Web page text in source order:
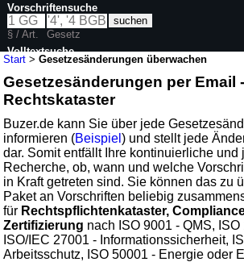
Start >Gesetzesänderungen überwachen
Gesetzesänderungen per Email
Rechtskataster
Buzer.de kann Sie über jede
informieren (Beispiel) und stellt jede
dar. Somit entfällt Ihre kontinuierliche
Recherche, ob, wann und welche
in Kraft getreten sind. Sie können das zu
Paket an Vorschriften beliebig
für Rechtspflichtenkataster,
Zertifizierung nach ISO 9001 - QMS,
ISO/IEC 27001 - Informationssicherheit,
Arbeitsschutz, ISO 50001 - Energie oder
Vorschriftensuche
§ / Art.
Gesetz
Volltextsuche